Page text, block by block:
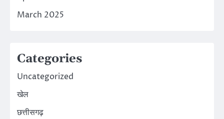
March 2025
Categories
Uncategorized
खेल
छत्तीसगढ़